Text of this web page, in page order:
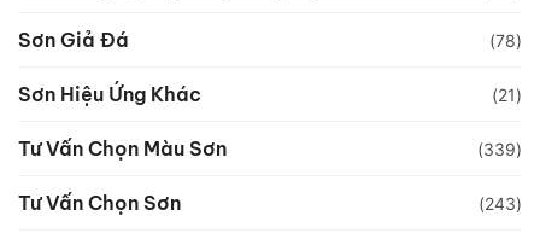
Sơn Giả Đá (78)
Sơn Hiệu Ứng Khác (21)
Tư Vấn Chọn Màu Sơn (339)
Tư Vấn Chọn Sơn (243)